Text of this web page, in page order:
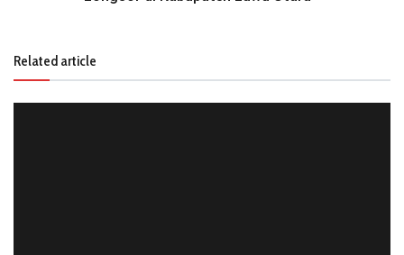
Related article